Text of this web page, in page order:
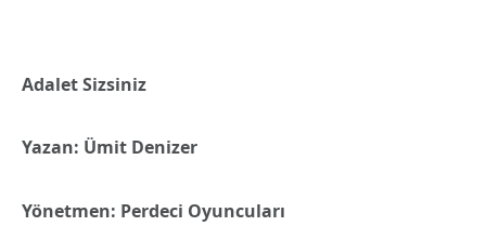
Adalet Sizsiniz
Yazan: Ümit Denizer
Yönetmen: Perdeci Oyuncuları